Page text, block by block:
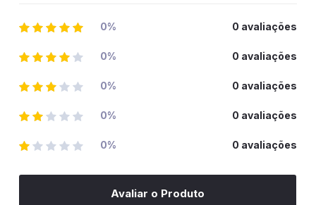
0% 0 avaliações
0% 0 avaliações
0% 0 avaliações
0% 0 avaliações
0% 0 avaliações
Avaliar o Produto